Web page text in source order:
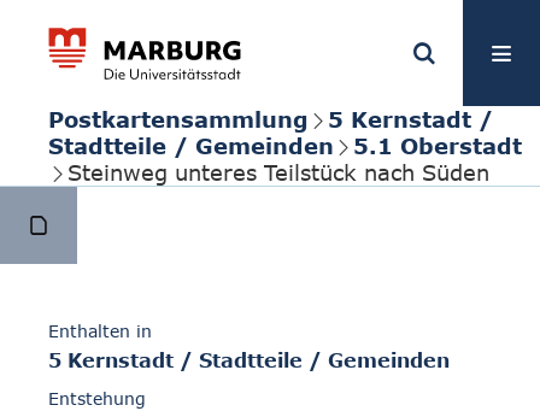
Postkartensammlung
5 Kernstadt /
Stadtteile / Gemeinden
5.1 Oberstadt
Steinweg unteres Teilstück nach Süden
Enthalten in
5 Kernstadt / Stadtteile / Gemeinden
Entstehung